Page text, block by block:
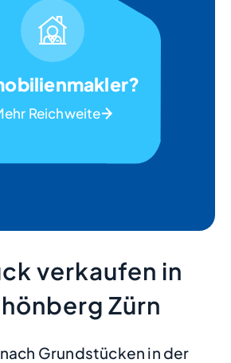
Reichweite
verkaufen in
Zürn
Grundstücken in der